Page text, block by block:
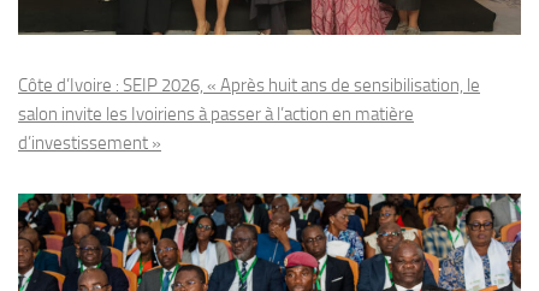
Côte d’Ivoire : SEIP 2026, « Après huit ans de sensibilisation, le
salon invite les Ivoiriens à passer à l’action en matière
d’investissement »